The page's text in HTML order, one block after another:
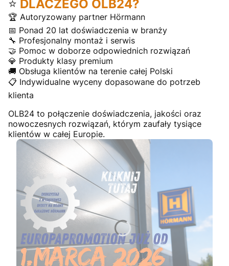
⭐ DLACZEGO OLB24?
🏆 Autoryzowany partner Hörmann
📅 Ponad 20 lat doświadczenia w branży
🔧 Profesjonalny montaż i serwis
🤝 Pomoc w doborze odpowiednich rozwiązań
💎 Produkty klasy premium
🚚 Obsługa klientów na terenie całej Polski
📋 Indywidualne wyceny dopasowane do potrzeb
klienta
OLB24 to połączenie doświadczenia, jakości oraz
nowoczesnych rozwiązań, którym zaufały tysiące
klientów w całej Europie.